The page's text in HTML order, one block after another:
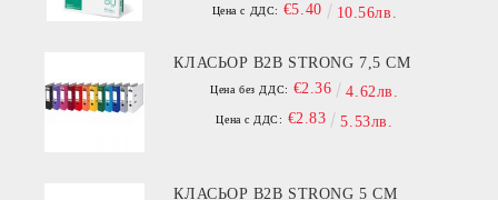
Цена с ДДС: €5.40 10.56лв.
КЛАСЬОР B2B STRONG 7,5 СМ
Цена без ДДС: €2.36 4.62лв.
Цена с ДДС: €2.83 5.53лв.
КЛАСЬОР B2B STRONG 5 СМ